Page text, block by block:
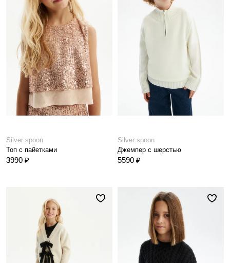
Silver spoon
Топ с пайетками
3990 ₽
Silver spoon
Джемпер с шерстью
5590 ₽